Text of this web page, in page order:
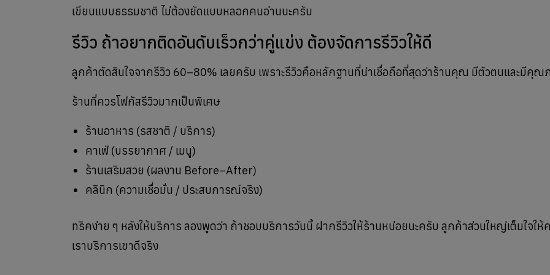
เขียนแบบธรรมชาติ ไม่ต้องยัดแบบหลอกคนอ่านนะครับ
รีวิว ถ้าอยากติดอันดับเร็วกว่าคู่แข่ง ต้องจัดการรีวิวให้ดี
ลูกค้าตัดสินใจจากรีวิว 60–80% เลยครับ เพราะรีวิวคือหลักฐานที่น่าเชื่อถือที่สุดว่าร้านคุณ มีตัวตนและมีคุณ
ร้านที่ควรโฟกัสรีวิวมากเป็นพิเศษ
ร้านอาหาร (รสชาติ / บริการ)
คาเฟ่ (บรรยากาศ / เมนู)
ร้านเสริมสวย (ผลงาน Before–After)
คลินิก (ความเชื่อมั่น / ประสบการณ์จริง)
ทริคง่าย ๆ หลังให้บริการ ลองพูดว่า ถ้าชอบบริการวันนี้ ฝากรีวิวให้ร้านหน่อยนะครับ ลูกค้าส่วนใหญ่เต็มใจให้
เราบริการเขาดีจริง